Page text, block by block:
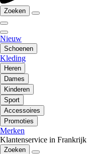
Zoeken
Nieuw
Schoenen
Kleding
Heren
Dames
Kinderen
Sport
Accessoires
Promoties
Merken
Klantenservice in Frankrijk
Zoeken